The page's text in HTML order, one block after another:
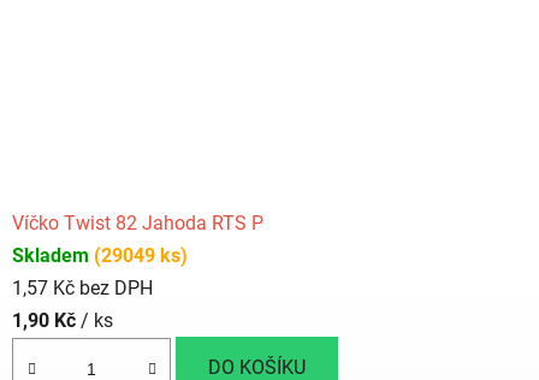
Víčko Twist 82 Jahoda RTS P
Skladem (29049 ks)
1,57 Kč bez DPH
1,90 Kč / ks
DO KOŠÍKU